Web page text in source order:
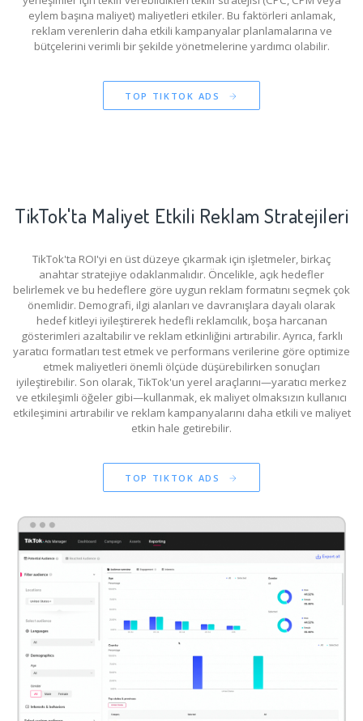
eylem başına maliyet) maliyetleri etkiler. Bu faktörleri anlamak,
reklam verenlerin daha etkili kampanyalar planlamalarına ve
bütçelerini verimli bir şekilde yönetmelerine yardımcı olabilir.
TOP TIKTOK ADS
TikTok'ta Maliyet Etkili Reklam Stratejileri
TikTok'ta ROI'yi en üst düzeye çıkarmak için işletmeler, birkaç
anahtar stratejiye odaklanmalıdır. Öncelikle, açık hedefler
belirlemek ve bu hedeflere göre uygun reklam formatını seçmek çok
önemlidir. Demografi, ilgi alanları ve davranışlara dayalı olarak
hedef kitleyi iyileştirerek hedefli reklamcılık, boşa harcanan
gösterimleri azaltabilir ve reklam etkinliğini artırabilir. Ayrıca, farklı
yaratıcı formatları test etmek ve performans verilerine göre optimize
etmek maliyetleri önemli ölçüde düşürebilirken sonuçları
iyileştirebilir. Son olarak, TikTok'un yerel araçlarını—yaratıcı merkez
ve etkileşimli öğeler gibi—kullanmak, ek maliyet olmaksızın kullanıcı
etkileşimini artırabilir ve reklam kampanyalarını daha etkili ve maliyet
etkin hale getirebilir.
TOP TIKTOK ADS